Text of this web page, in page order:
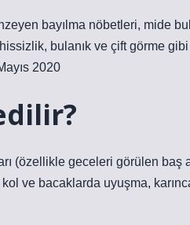
bayılma nöbetleri, mide
bulanık ve çift görme
2020
(özellikle geceleri görülen baş
ve bacaklarda uyuşma,